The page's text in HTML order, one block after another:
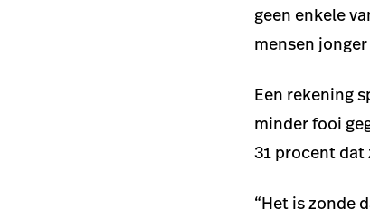
geen enkele
mensen
Een rekening
minder fooi
31 procent
“Het is zonde